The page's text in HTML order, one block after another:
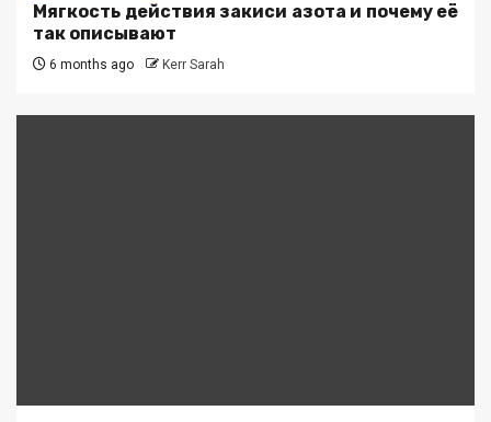
Мягкость действия закиси азота и почему её
так описывают
6 months ago Kerr Sarah